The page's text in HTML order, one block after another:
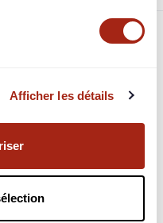
Afficher les détails
?
bénéfices ?
les